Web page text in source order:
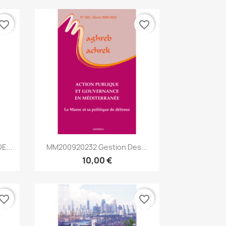
Aperçu rapide
MM200920232 Gestion Des...
10,00 €
favorite_border
favorite_border